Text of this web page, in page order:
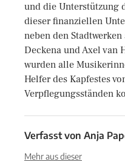
und die Unterstützung
dieser finanziellen
neben den
Deckena und Axel van
wurden alle
Helfer des Kapfestes
Verpflegungsständen
Verfasst von Anja
Mehr aus dieser